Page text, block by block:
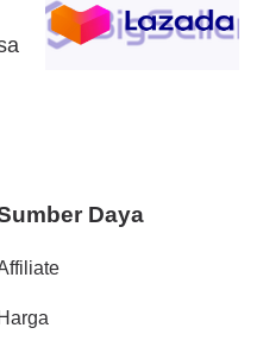
Daya
Harga